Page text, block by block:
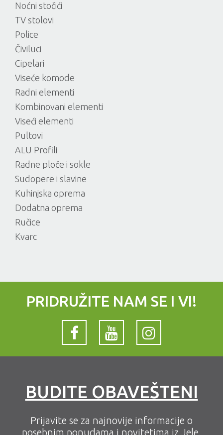
Noćni stočići
TV stolovi
Police
Čiviluci
Cipelari
Viseće komode
Radni elementi
Kombinovani elementi
Viseći elementi
Pultovi
ALU Profili
Radne ploče i sokle
Sudopere i slavine
Kuhinjska oprema
Dodatna oprema
Ručice
Kvarc
PRIDRUŽITE NAM SE I VI!
BUDITE OBAVEŠTENI
Prijavite se za najnovije informacije o
posebnim ponudama i novitetima iz Jele.